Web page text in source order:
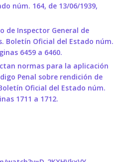
núm. 164, de 13/06/1939,
de Inspector General de
Boletín Oficial del Estado núm.
6459 a 6460.
normas para la aplicación
Penal sobre rendición de
Oficial del Estado núm.
1711 a 1712.